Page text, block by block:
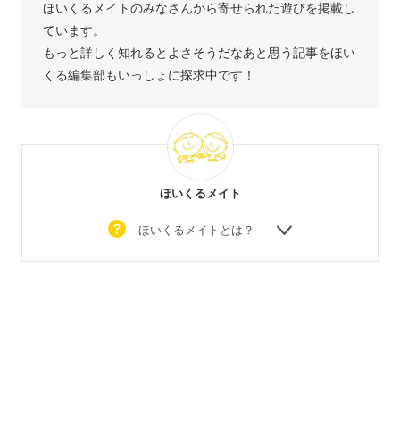
ほいくるメイトのみなさんから寄せられた遊びを掲載し
ています。
もっと詳しく知れるとよさそうだなあと思う記事をほい
くる編集部もいっしょに探求中です！
ほいくるメイト
ほいくるメイトとは？